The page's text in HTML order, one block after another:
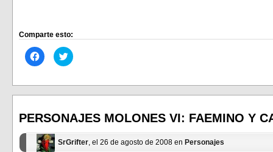
Comparte esto:
Haz
clic
en
(Se
en
una
nueva)
Haz
clic
en
(Se
en
una
nueva)
PERSONAJES MOLONES VI: FAEMINO Y
SrGrifter, el 26 de agosto de 2008 en Personajes